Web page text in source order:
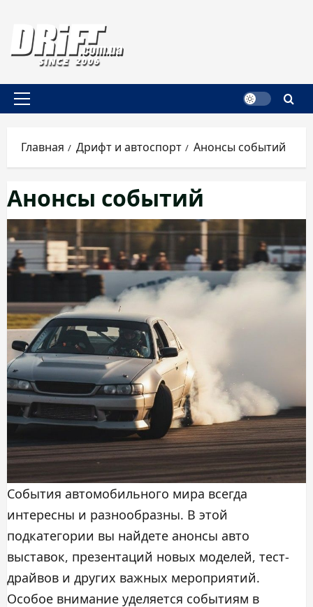
содержимому
Основное
Главная Дрифт и автоспорт Анонсы событий
Анонсы событий
События автомобильного мира всегда
интересны и разнообразны. В этой
подкатегории вы найдете анонсы авто
выставок, презентаций новых моделей, тест-
драйвов и других важных мероприятий.
Особое внимание уделяется событиям в